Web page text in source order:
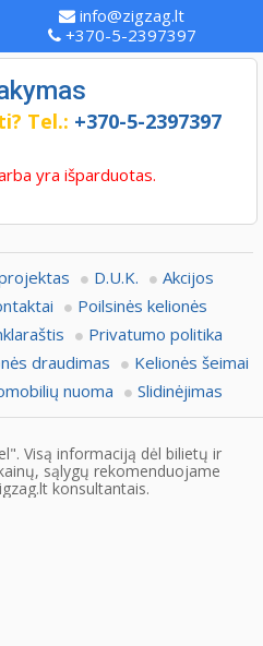
info@zigzag.lt
+370-5-2397397
Tel.: +370-5-2397397
yra išparduotas.
D.U.K.
Akcijos
Poilsinės kelionės
Privatumo politika
draudimas
Kelionės šeimai
nuoma Slidinėjimas
Visą informaciją dėl bilietų ir
sąlygų rekomenduojame
konsultantais.